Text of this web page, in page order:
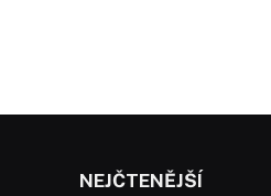
NEJČTENĚJŠÍ